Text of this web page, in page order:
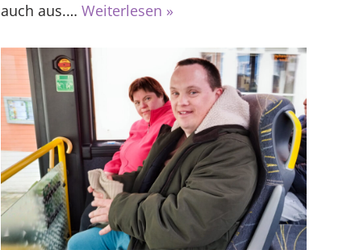
auch aus.… Weiterlesen »